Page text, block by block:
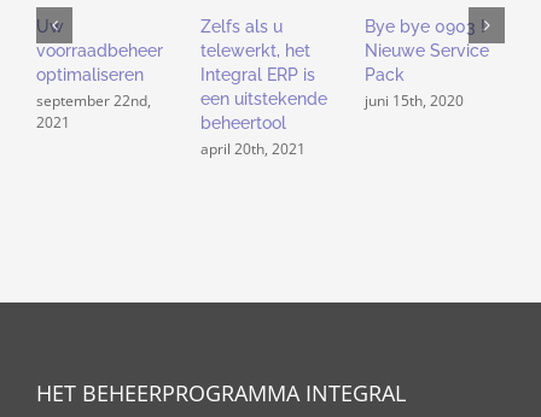
Uw
voorraadbeheer
optimaliseren
september 22nd,
2021
Zelfs als u
telewerkt, het
Integral ERP is
een uitstekende
beheertool
april 20th, 2021
Bye bye 0903 !
Nieuwe Service
Pack
juni 15th, 2020
HET BEHEERPROGRAMMA INTEGRAL